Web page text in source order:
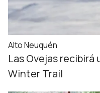
Alto Neuquén
Las Ovejas recibirá
Winter Trail